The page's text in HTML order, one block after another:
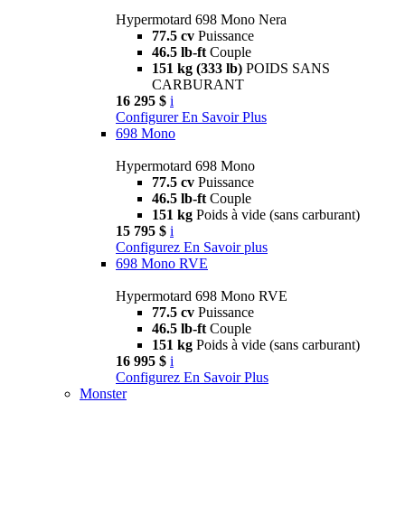
Hypermotard 698 Mono Nera
77.5 cv Puissance
46.5 lb-ft Couple
151 kg (333 lb) POIDS SANS
CARBURANT
16 295 $ i
Configurer En Savoir Plus
698 Mono
Hypermotard 698 Mono
77.5 cv Puissance
46.5 lb-ft Couple
151 kg Poids à vide (sans carburant)
15 795 $ i
Configurez En Savoir plus
698 Mono RVE
Hypermotard 698 Mono RVE
77.5 cv Puissance
46.5 lb-ft Couple
151 kg Poids à vide (sans carburant)
16 995 $ i
Configurez En Savoir Plus
Monster